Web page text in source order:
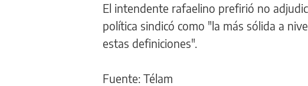
El intendente rafaelino prefirió no
política sindicó como "la más sólida a
estas definiciones".
Fuente: Télam